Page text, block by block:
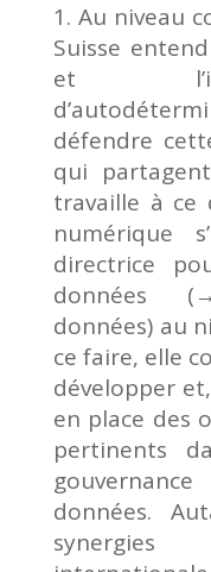
Au niveau
Suisse
et
défendre
qui
travaille à ce
numérique
directrice
données
données) au
ce faire, elle
développer
en place des
pertinents
données.